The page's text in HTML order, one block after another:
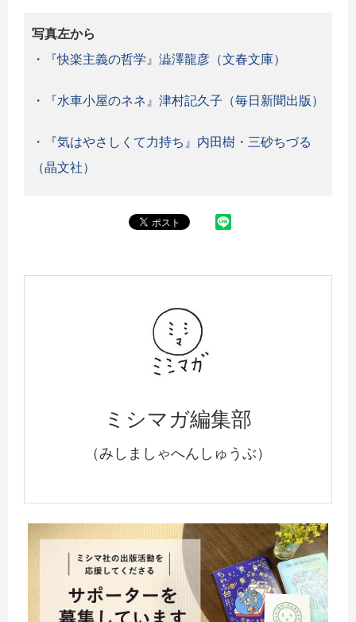
写真左から
・
『快楽主義の哲学』澁澤龍彦（文春文庫）
・ 『水車小屋のネネ』津村記久子（毎日新聞出版）
・
『気はやさしくて力持ち』内田樹・三砂ちづる
（晶文社）
ミシマガ編集部
（みしましゃへんしゅうぶ）